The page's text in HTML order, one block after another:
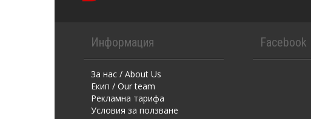
Информация
За нас / About Us
Екип / Our team
Рекламна тарифа
Условия за ползване
Facebook